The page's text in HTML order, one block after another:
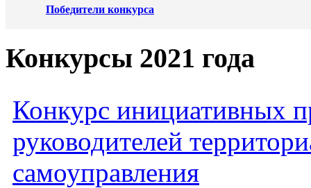
Победители конкурса
Конкурсы 2021 года
Конкурс инициативных
руководителей
самоуправления